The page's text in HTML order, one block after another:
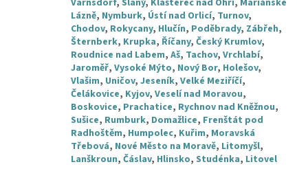
Lázně, Nymburk, Ústí nad Orlicí, Turnov,
Chodov, Rokycany, Hlučín, Poděbrady, Zábřeh,
Šternberk, Krupka, Říčany, Český Krumlov,
Roudnice nad Labem, Aš, Tachov, Vrchlabí,
Jaroměř, Vysoké Mýto, Nový Bor, Holešov,
Vlašim, Uničov, Jeseník, Velké Meziříčí,
Čelákovice, Kyjov, Veselí nad Moravou,
Boskovice, Prachatice, Rychnov nad Kněžnou,
Sušice, Rumburk, Domažlice, Frenštát pod
Radhoštěm, Humpolec, Kuřim, Moravská
Třebová, Nové Město na Moravě, Litomyšl,
Lanškroun, Čáslav, Hlinsko, Studénka, Litovel